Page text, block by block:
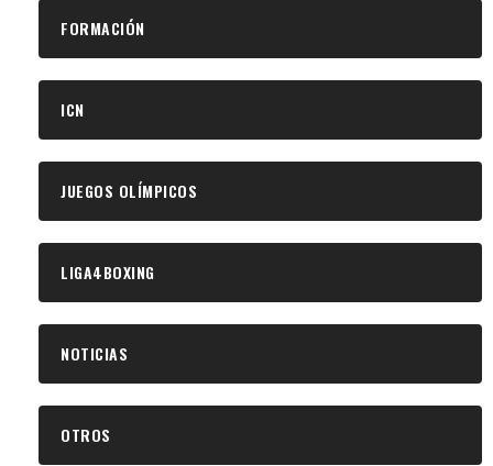
FORMACIÓN
ICN
JUEGOS OLÍMPICOS
LIGA4BOXING
NOTICIAS
OTROS